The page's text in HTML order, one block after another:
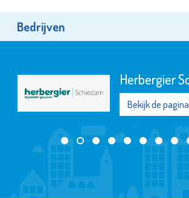
Bedrijven
Herbergier
Bekijk de pagina